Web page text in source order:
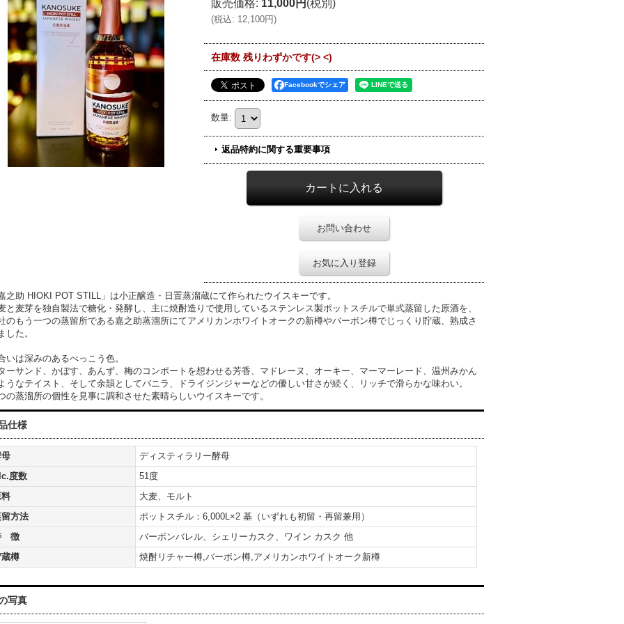
販売価格: 11,000円 (税別)
(税込: 12,100円)
在庫数 残りわずかです(> <)
Facebookでシェア
数量:
返品特約に関する重要事項
お問い合わせ
お気に入り登録
之助 HIOKI POT STILL」は小正醸造・日置蒸溜蔵にて作られたウイスキーです。
と麦芽を独自製法で糖化・発酵し、主に焼酎造りで使用しているステンレス製ポットスチルで単式蒸留した原酒を、
のもう一つの蒸留所である嘉之助蒸溜所にてアメリカンホワイトオークの新樽やバーボン樽でじっくり貯蔵、熟成さ
した。
いは深みのあるべっこう色。
ーサンド、かぼす、あんず、梅のコンポートを想わせる芳香、マドレーヌ、オーキー、マーマーレード、温州みかん
うなテイスト、そして余韻としてバニラ、ドライジンジャーなどの優しい甘さが続く、リッチで滑らかな味わい。
の蒸溜所の個性を見事に調和させた素晴らしいウイスキーです。
仕様
ディスティラリー酵母
度数
51度
大麦、モルト
方法
ポットスチル：6,000L×2 基（いずれも初留・再留兼用）
徴
バーボンバレル、シェリーカスク、ワイン カスク 他
樽
焼酎リチャー樽,バーボン樽,アメリカンホワイトオーク新樽
写真